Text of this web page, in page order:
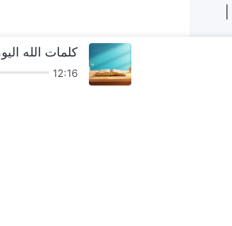
كلمات الله
12:16